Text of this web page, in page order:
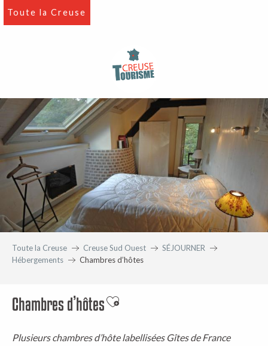
Aller
Toute la Creuse
Toute la Creuse Creuse Sud Ouest
SÉJOURNER
Hébergements
Chambres d’hôtes
Chambres d’hôtesAjouter aux favoris
Plusieurs chambres d’hôte labellisées Gîtes de France